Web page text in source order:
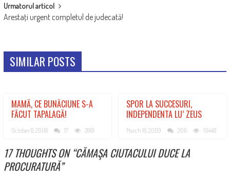
Urmatorul articol
Arestaţi urgent completul de judecată!
SIMILAR POSTS
MAMĂ, CE BUNĂCIUNE S-A
FĂCUT TAPALAGĂ!
October 8, 2008 17 2861
SPOR LA SUCCESURI,
INDEPENDENTA LU’ ZEUS
March 18, 2009 206 10448
17 THOUGHTS ON “CĂMAŞA CIUTACULUI DUCE LA
PROCURATURĂ”